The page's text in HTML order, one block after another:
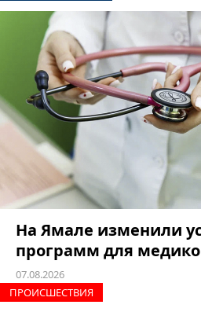
На Ямале изменили
программ для
07.08.2026
ПРОИCШЕСТВИЯ